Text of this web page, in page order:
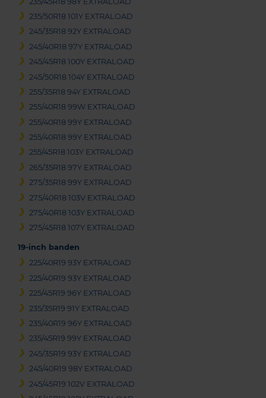
235/50R18 101Y EXTRALOAD
245/35R18 92Y EXTRALOAD
245/40R18 97Y EXTRALOAD
245/45R18 100Y EXTRALOAD
245/50R18 104Y EXTRALOAD
255/35R18 94Y EXTRALOAD
255/40R18 99W EXTRALOAD
255/40R18 99Y EXTRALOAD
255/40R18 99Y EXTRALOAD
255/45R18 103Y EXTRALOAD
265/35R18 97Y EXTRALOAD
275/35R18 99Y EXTRALOAD
275/40R18 103V EXTRALOAD
275/40R18 103Y EXTRALOAD
275/45R18 107Y EXTRALOAD
19-inch banden
225/40R19 93Y EXTRALOAD
225/40R19 93Y EXTRALOAD
225/45R19 96Y EXTRALOAD
235/35R19 91Y EXTRALOAD
235/40R19 96Y EXTRALOAD
235/45R19 99Y EXTRALOAD
245/35R19 93Y EXTRALOAD
245/40R19 98Y EXTRALOAD
245/45R19 102V EXTRALOAD